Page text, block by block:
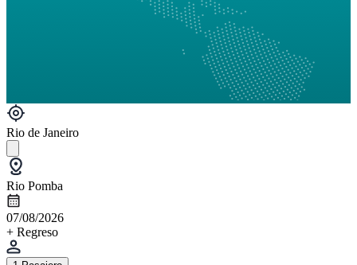
Rio de Janeiro
Rio Pomba
07/08/2026
+ Regreso